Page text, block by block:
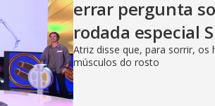
errar pergunta
rodada especial
Atriz disse que, para sorrir, os
músculos do rosto